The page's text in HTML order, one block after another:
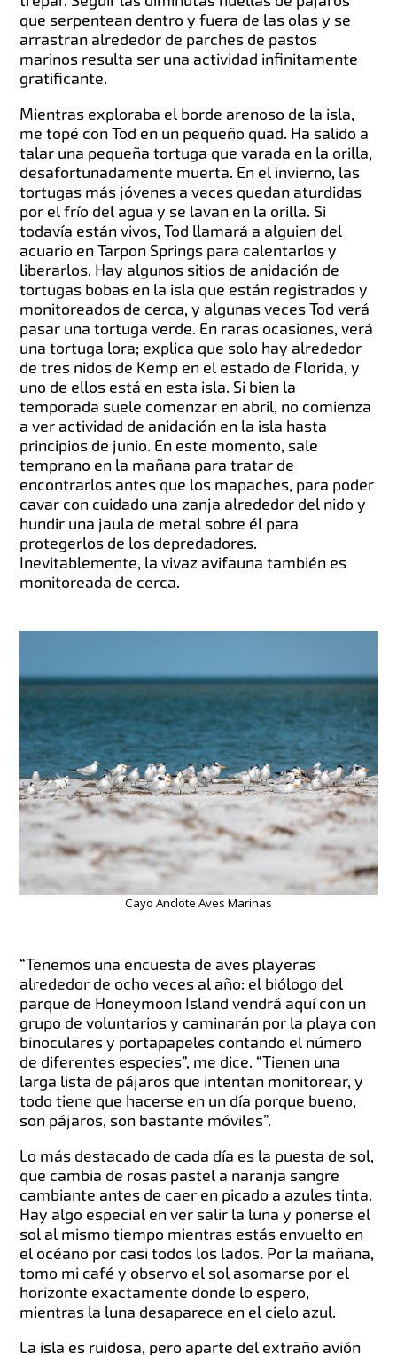
que serpentean dentro y fuera de las olas y se
arrastran alrededor de parches de pastos
marinos resulta ser una actividad infinitamente
gratificante.
Mientras exploraba el borde arenoso de la isla,
me topé con Tod en un pequeño quad. Ha salido a
talar una pequeña tortuga que varada en la orilla,
desafortunadamente muerta. En el invierno, las
tortugas más jóvenes a veces quedan aturdidas
por el frío del agua y se lavan en la orilla. Si
todavía están vivos, Tod llamará a alguien del
acuario en Tarpon Springs para calentarlos y
liberarlos. Hay algunos sitios de anidación de
tortugas bobas en la isla que están registrados y
monitoreados de cerca, y algunas veces Tod verá
pasar una tortuga verde. En raras ocasiones, verá
una tortuga lora; explica que solo hay alrededor
de tres nidos de Kemp en el estado de Florida, y
uno de ellos está en esta isla. Si bien la
temporada suele comenzar en abril, no comienza
a ver actividad de anidación en la isla hasta
principios de junio. En este momento, sale
temprano en la mañana para tratar de
encontrarlos antes que los mapaches, para poder
cavar con cuidado una zanja alrededor del nido y
hundir una jaula de metal sobre él para
protegerlos de los depredadores.
Inevitablemente, la vivaz avifauna también es
monitoreada de cerca.
Cayo Anclote Aves Marinas
“Tenemos una encuesta de aves playeras
alrededor de ocho veces al año: el biólogo del
parque de Honeymoon Island vendrá aquí con un
grupo de voluntarios y caminarán por la playa con
binoculares y portapapeles contando el número
de diferentes especies”, me dice. “Tienen una
larga lista de pájaros que intentan monitorear, y
todo tiene que hacerse en un día porque bueno,
son pájaros, son bastante móviles”.
Lo más destacado de cada día es la puesta de sol,
que cambia de rosas pastel a naranja sangre
cambiante antes de caer en picado a azules tinta.
Hay algo especial en ver salir la luna y ponerse el
sol al mismo tiempo mientras estás envuelto en
el océano por casi todos los lados. Por la mañana,
tomo mi café y observo el sol asomarse por el
horizonte exactamente donde lo espero,
mientras la luna desaparece en el cielo azul.
La isla es ruidosa, pero aparte del extraño avión